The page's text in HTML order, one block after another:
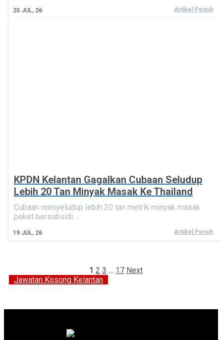
20 JUL, 26 Artikel Penuh
KPDN Kelantan Gagalkan Cubaan Seludup
Lebih 20 Tan Minyak Masak Ke Thailand
19 JUL, 26
Cubaan menyeludup lebih 20 tan metrik minyak masak
peket bersubsidi…
Artikel Penuh
1 2 3 … 17 Next
Jawatan Kosong Kelantan